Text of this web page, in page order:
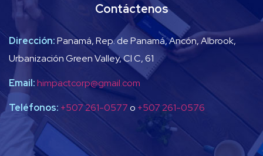
Contáctenos
Dirección:Panamá, Rep. de Panamá, Ancón, Albrook,
Urbanización Green Valley, Cl C, 61
Email:himpactcorp@gmail.com
Teléfonos: +507 261-0577o +507 261-0576